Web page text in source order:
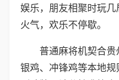
娱乐，朋友相聚时玩
火气，欢乐不停歇。
普通麻将机契合贵
银鸡、冲锋鸡等本地